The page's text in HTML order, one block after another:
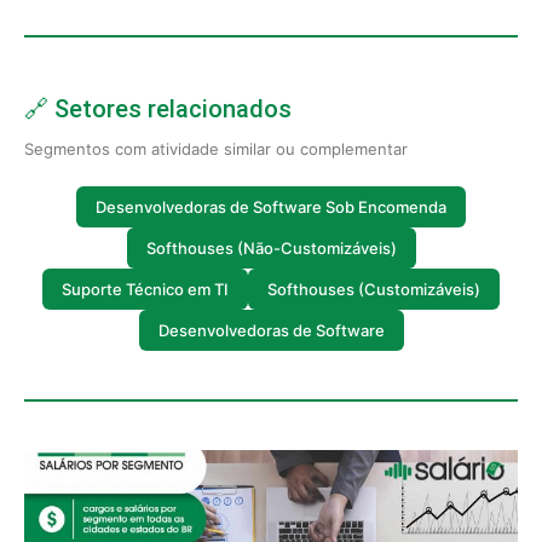
🔗 Setores relacionados
Segmentos com atividade similar ou complementar
Desenvolvedoras de Software Sob Encomenda
Softhouses (Não-Customizáveis)
Suporte Técnico em TI Softhouses (Customizáveis)
Desenvolvedoras de Software